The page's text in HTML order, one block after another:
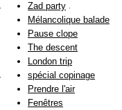
Zad party
Mélancolique balade
Pause clope
The descent
London trip
spécial copinage
Prendre l'air
Fenêtres